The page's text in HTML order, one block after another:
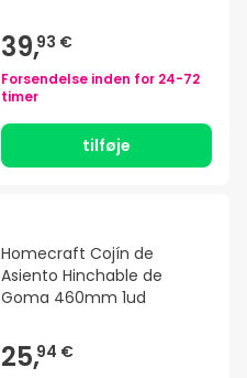
39,93 €
Forsendelse inden for 24-72
timer
tilføje
Homecraft Cojín de
Asiento Hinchable de
Goma 460mm 1ud
25,94 €